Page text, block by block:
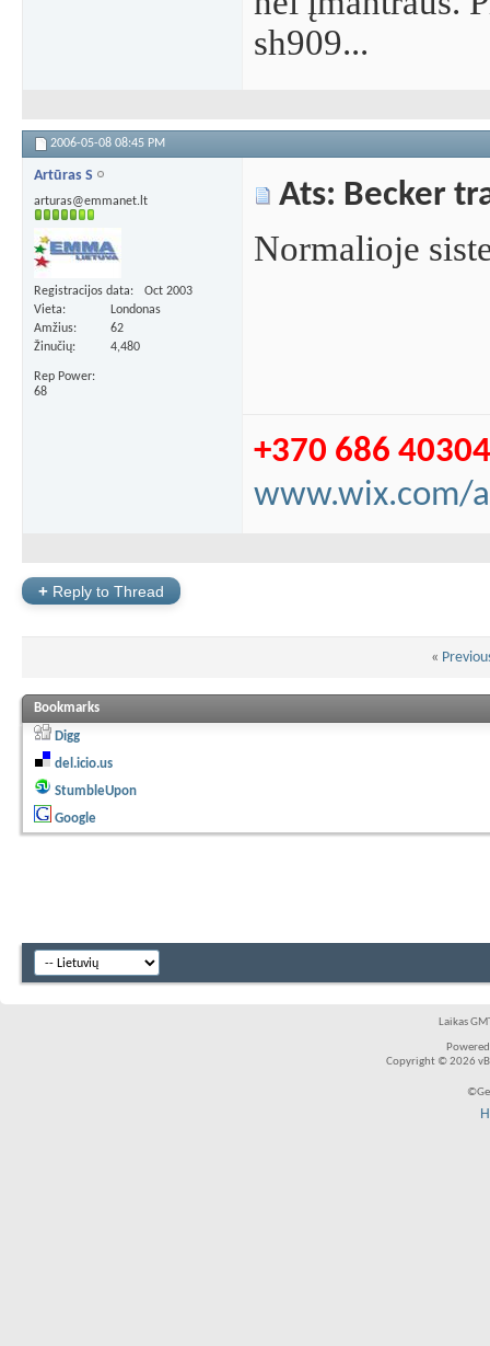
sh909...
2006-05-08 08:45 PM
Artūras S
arturas@emmanet.lt
Registracijos data
Oct 2003
Vieta
Londonas
Amžius
62
Žinučių
4,480
Rep Power
68
Ats: Becker
Normalioje
+370 686 40304
www.wix.com/
+ Reply to Thread
«
Bookmarks
Digg
del.icio.us
StumbleUpon
Google
Laikas
Copyright © 2026